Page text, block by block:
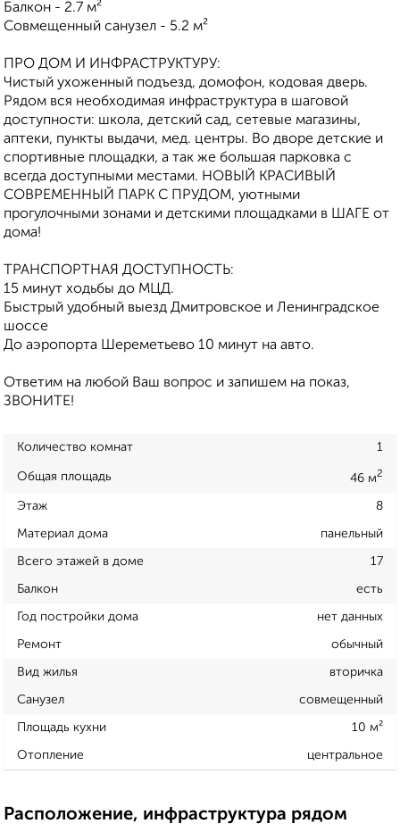
Балкон - 2.7 м²
Совмещенный санузел - 5.2 м²
ПРО ДОМ И ИНФРАСТРУКТУРУ:
Чистый ухоженный подъезд, домофон, кодовая дверь.
Рядом вся необходимая инфраструктура в шаговой
доступности: школа, детский сад, сетевые магазины,
аптеки, пункты выдачи, мед. центры. Во дворе детские и
спортивные площадки, а так же большая парковка с
всегда доступными местами. НОВЫЙ КРАСИВЫЙ
СОВРЕМЕННЫЙ ПАРК С ПРУДОМ, уютными
прогулочными зонами и детскими площадками в ШАГЕ от
дома!
ТРАНСПОРТНАЯ ДОСТУПНОСТЬ:
15 минут ходьбы до МЦД.
Быстрый удобный выезд Дмитровское и Ленинградское
шоссе
До аэропорта Шереметьево 10 минут на авто.
Ответим на любой Ваш вопрос и запишем на показ,
ЗВОНИТЕ!
Количество комнат 1
Общая площадь 46 м2
Этаж 8
Материал дома панельный
Всего этажей в доме 17
Балкон есть
Год постройки дома нет данных
Ремонт обычный
Вид жилья вторичка
Санузел совмещенный
Площадь кухни 10 м²
Отопление центральное
Расположение, инфраструктура рядом